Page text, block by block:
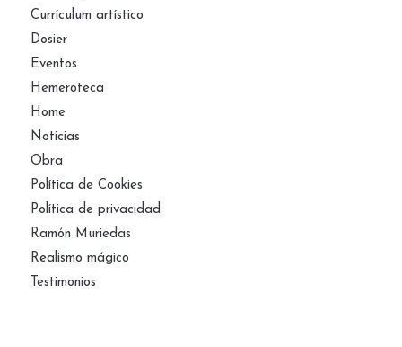
Currículum artístico
Dosier
Eventos
Hemeroteca
Home
Noticias
Obra
Política de Cookies
Política de privacidad
Ramón Muriedas
Realismo mágico
Testimonios